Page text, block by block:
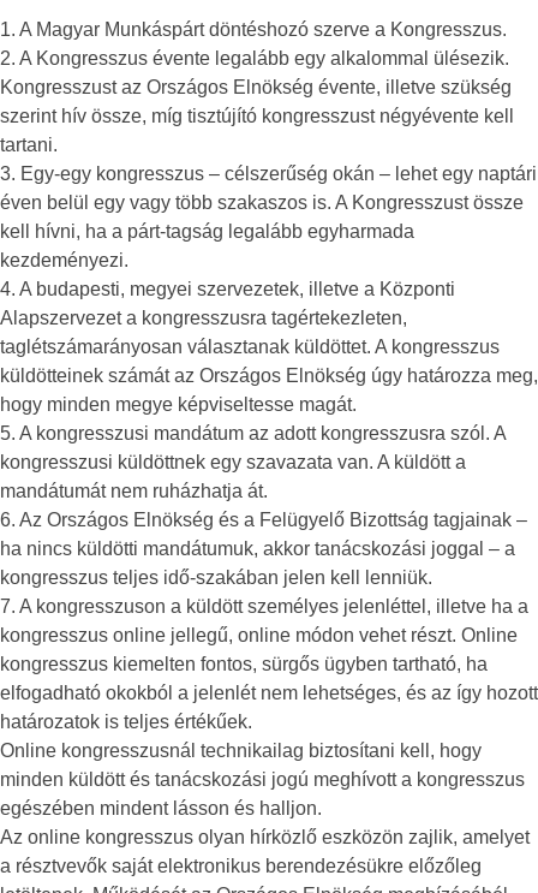
1. A Magyar Munkáspárt döntéshozó szerve a Kongresszus.
2. A Kongresszus évente legalább egy alkalommal ülésezik.
Kongresszust az Országos Elnökség évente, illetve szükség
szerint hív össze, míg tisztújító kongresszust négyévente kell
tartani.
3. Egy-egy kongresszus – célszerűség okán – lehet egy naptári
éven belül egy vagy több szakaszos is. A Kongresszust össze
kell hívni, ha a párt-tagság legalább egyharmada
kezdeményezi.
4. A budapesti, megyei szervezetek, illetve a Központi
Alapszervezet a kongresszusra tagértekezleten,
taglétszámarányosan választanak küldöttet. A kongresszus
küldötteinek számát az Országos Elnökség úgy határozza meg,
hogy minden megye képviseltesse magát.
5. A kongresszusi mandátum az adott kongresszusra szól. A
kongresszusi küldöttnek egy szavazata van. A küldött a
mandátumát nem ruházhatja át.
6. Az Országos Elnökség és a Felügyelő Bizottság tagjainak –
ha nincs küldötti mandátumuk, akkor tanácskozási joggal – a
kongresszus teljes idő-szakában jelen kell lenniük.
7. A kongresszuson a küldött személyes jelenléttel, illetve ha a
kongresszus online jellegű, online módon vehet részt. Online
kongresszus kiemelten fontos, sürgős ügyben tartható, ha
elfogadható okokból a jelenlét nem lehetséges, és az így hozott
határozatok is teljes értékűek.
Online kongresszusnál technikailag biztosítani kell, hogy
minden küldött és tanácskozási jogú meghívott a kongresszus
egészében mindent lásson és halljon.
Az online kongresszus olyan hírközlő eszközön zajlik, amelyet
a résztvevők saját elektronikus berendezésükre előzőleg